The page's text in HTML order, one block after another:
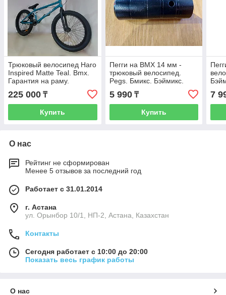
Трюковый велосипед Haro
Inspired Matte Teal. Bmx.
Гарантия на раму.
Рассрочка
225 000 ₸
Купить
Пегги на BMX 14 мм -
трюковый велосипед.
Pegs. Бмикс. Бэймикс.
Пеги. Peggs. Пэги. Пэгги
5 990₸
Купить
7
О нас
Рейтинг не сформирован
Менее 5 отзывов за последний год
Работает с 31.01.2014
г. Астана
ул. Орынбор 10/1, НП-2, Астана, Казахстан
Контакты
Сегодня работает с 10:00 до 20:00
Показать весь график работы
О нас